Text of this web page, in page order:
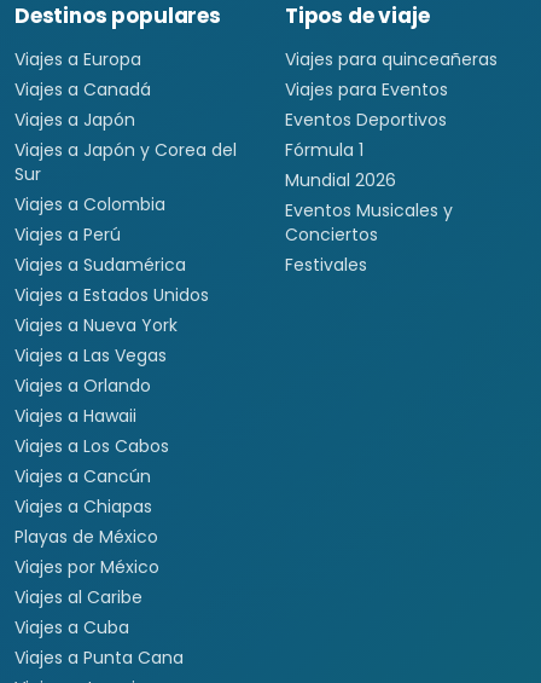
Destinos populares
Viajes a Europa
Viajes a Canadá
Viajes a Japón
Viajes a Japón y Corea del
Sur
Viajes a Colombia
Viajes a Perú
Viajes a Sudamérica
Viajes a Estados Unidos
Viajes a Nueva York
Viajes a Las Vegas
Viajes a Orlando
Viajes a Hawaii
Viajes a Los Cabos
Viajes a Cancún
Viajes a Chiapas
Playas de México
Viajes por México
Viajes al Caribe
Viajes a Cuba
Viajes a Punta Cana
Tipos de viaje
Viajes para quinceañeras
Viajes para Eventos
Eventos Deportivos
Fórmula 1
Mundial 2026
Eventos Musicales y
Conciertos
Festivales